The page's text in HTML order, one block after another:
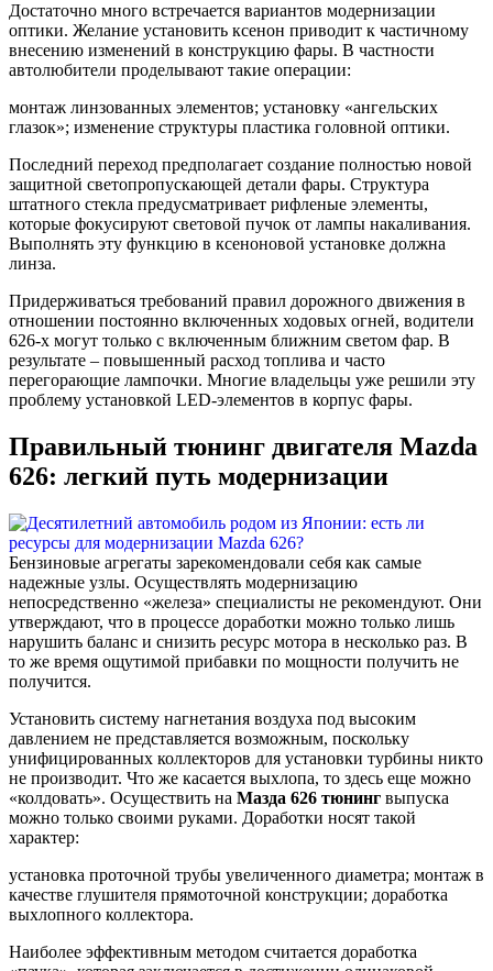
Достаточно много встречается вариантов модернизации
оптики. Желание установить ксенон приводит к частичному
внесению изменений в конструкцию фары. В частности
автолюбители проделывают такие операции:
монтаж линзованных элементов; установку «ангельских
глазок»; изменение структуры пластика головной оптики.
Последний переход предполагает создание полностью новой
защитной светопропускающей детали фары. Структура
штатного стекла предусматривает рифленые элементы,
которые фокусируют световой пучок от лампы накаливания.
Выполнять эту функцию в ксеноновой установке должна
линза.
Придерживаться требований правил дорожного движения в
отношении постоянно включенных ходовых огней, водители
626-х могут только с включенным ближним светом фар. В
результате – повышенный расход топлива и часто
перегорающие лампочки. Многие владельцы уже решили эту
проблему установкой LED-элементов в корпус фары.
Правильный тюнинг двигателя Mazda
626: легкий путь модернизации
Бензиновые агрегаты зарекомендовали себя как самые
надежные узлы. Осуществлять модернизацию
непосредственно «железа» специалисты не рекомендуют. Они
утверждают, что в процессе доработки можно только лишь
нарушить баланс и снизить ресурс мотора в несколько раз. В
то же время ощутимой прибавки по мощности получить не
получится.
Установить систему нагнетания воздуха под высоким
давлением не представляется возможным, поскольку
унифицированных коллекторов для установки турбины никто
не производит. Что же касается выхлопа, то здесь еще можно
«колдовать». Осуществить на Мазда 626 тюнинг выпуска
можно только своими руками. Доработки носят такой
характер:
установка проточной трубы увеличенного диаметра; монтаж в
качестве глушителя прямоточной конструкции; доработка
выхлопного коллектора.
Наиболее эффективным методом считается доработка